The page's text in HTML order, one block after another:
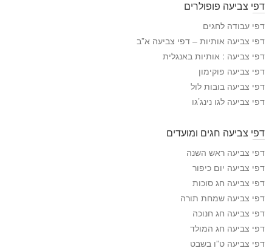
י
ה
צ
י
ע
ה
דפי צביעה פופולרים
דפי עבודה לחגים
דפי צביעה אותיות – דפי צביעה א”ב
דפי צביעה : אותיות באנגלית
דפי צביעה פוקימון
דפי צביעה בובות לול
דפי צביעה לגו נינג’גו
דפי צביעה חגים ומועדים
דפי צביעה ראש השנה
דפי צביעה יום כיפור
דפי צביעה חג סוכות
דפי צביעה שמחת תורה
דפי צביעה חג חנוכה
דפי צביעה חג המולד
דפי צביעה ט”ו בשבט